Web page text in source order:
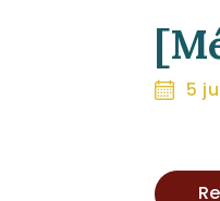
5